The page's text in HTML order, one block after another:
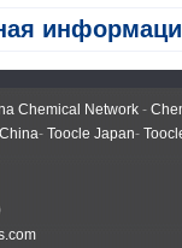
промышленности (28 июля
Chemical Network -
- Toocle Japan-